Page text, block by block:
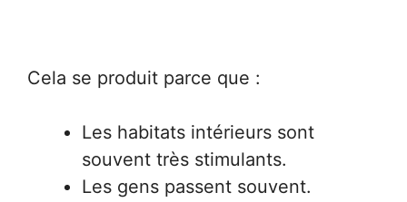
Cela se produit parce que :
Les habitats intérieurs sont
souvent très stimulants.
Les gens passent souvent.